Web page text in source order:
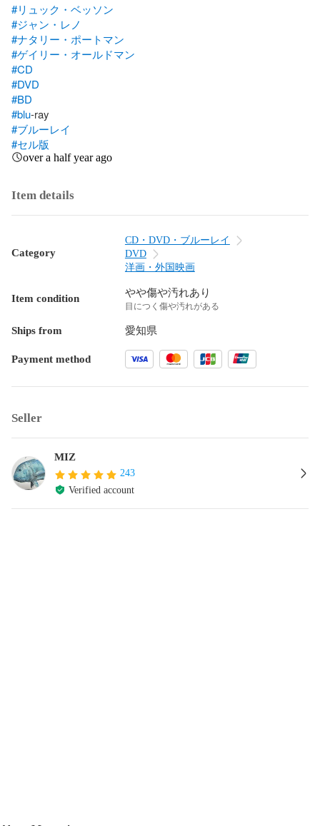
#リュック・ベッソン
#ジャン・レノ
#ナタリー・ポートマン
#ゲイリー・オールドマン
#CD
#DVD
#BD
#blu
#ブルーレイ
#セル版
over a half year ago
Item details
Category
CD・DVD・ブルーレイ
DVD
洋画・外国映画
Item condition やや傷や汚れあり
目につく傷や汚れがある
Ships from 愛知県
Payment method
Seller
MIZ
243
Verified account